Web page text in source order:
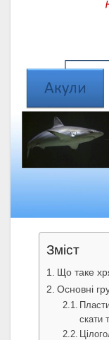
Зміст
Що таке
Основні
скати